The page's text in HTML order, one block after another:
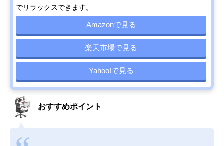
でリラックスできます。
Amazonで見る
楽天市場で見る
Yahoo!で見る
おすすめポイント